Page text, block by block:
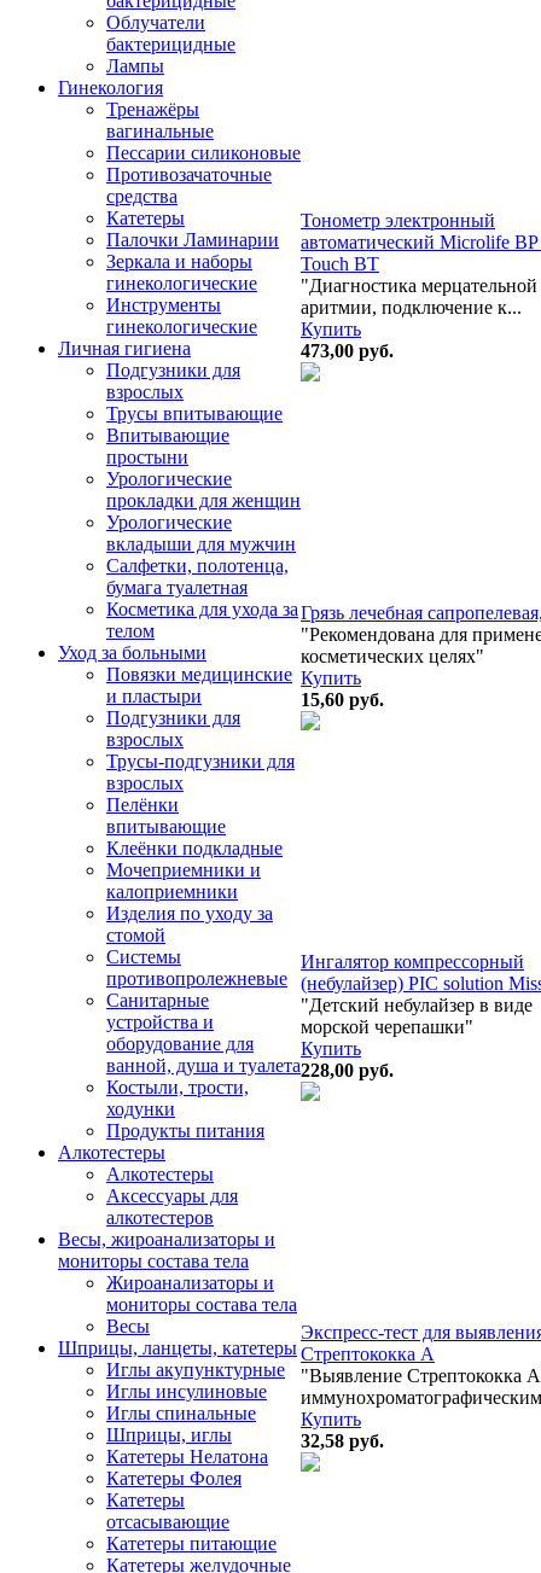
Облучатели
бактерицидные
Лампы
Гинекология
Тренажёры
вагинальные
Пессарии силиконовые
Противозачаточные
средства
Катетеры
Палочки Ламинарии
Зеркала и наборы
гинекологические
Инструменты
гинекологические
Личная гигиена
Подгузники для
взрослых
Трусы впитывающие
Впитывающие
простыни
Урологические
прокладки для женщин
Урологические
вкладыши для мужчин
Салфетки, полотенца,
бумага туалетная
Косметика для ухода за
телом
Уход за больными
Повязки медицинские
и пластыри
Подгузники для
взрослых
Трусы-подгузники для
взрослых
Пелёнки
впитывающие
Клеёнки подкладные
Мочеприемники и
калоприемники
Изделия по уходу за
стомой
Системы
противопролежневые
Санитарные
устройства и
оборудование для
ванной, душа и туалета
Костыли, трости,
ходунки
Продукты питания
Алкотестеры
Алкотестеры
Аксессуары для
алкотестеров
Весы, жироанализаторы и
мониторы состава тела
Жироанализаторы и
мониторы состава тела
Весы
Шприцы, ланцеты, катетеры
Иглы акупунктурные
Иглы инсулиновые
Иглы спинальные
Шприцы, иглы
Катетеры Нелатона
Катетеры Фолея
Катетеры
отсасывающие
Катетеры питающие
Катетеры желудочные
Тонометр электронный
автоматический Microlife
Touch BT
"Диагностика мерцательной
аритмии, подключение к...
Купить
473,00 руб.
Грязь лечебная
"Рекомендована для
косметических целях"
Купить
15,60 руб.
Ингалятор компрессорный
(небулайзер) PIC solution
"Детский небулайзер в виде
морской черепашки"
Купить
228,00 руб.
Экспресс-тест для
Стрептококка А
"Выявление Стрептококка А
Купить
32,58 руб.